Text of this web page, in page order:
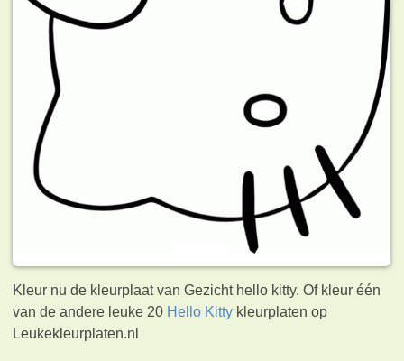
Kleur nu de kleurplaat van Gezicht hello kitty. Of kleur één
van de andere leuke 20 Hello Kitty kleurplaten op
Leukekleurplaten.nl